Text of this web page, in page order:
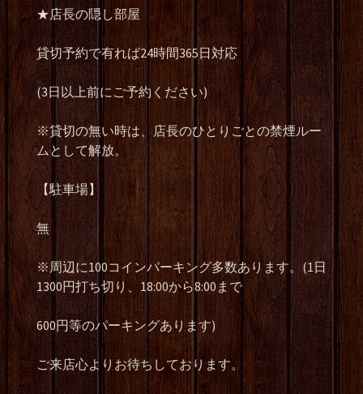
★店長の隠し部屋
貸切予約で有れば24時間365日対応
(3日以上前にご予約ください)
※貸切の無い時は、店長のひとりごとの禁煙ルー
ムとして解放。
【駐車場】
無
※周辺に100コインパーキング多数あります。(1日
1300円打ち切り、18:00から8:00まで
600円等のパーキングあります)
ご来店心よりお待ちしております。